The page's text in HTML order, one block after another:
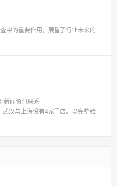
中的重要作用，展望了行业未来的
新闻资讯联系
武汉与上海设有4家门店。以完整验